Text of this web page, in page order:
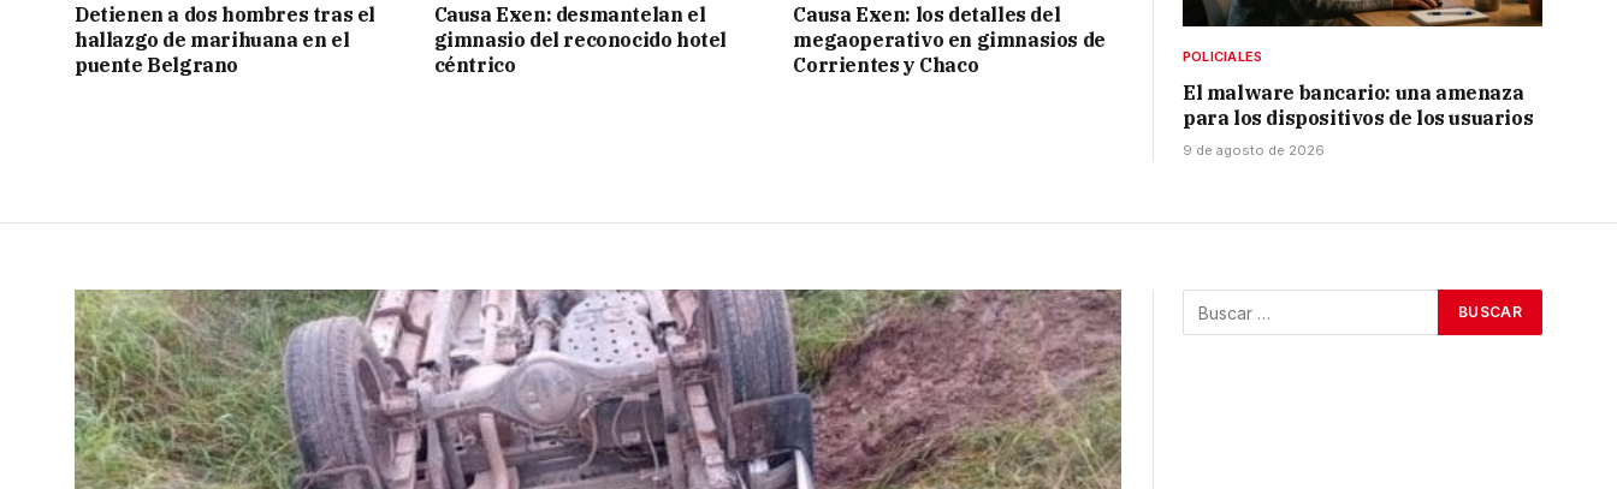
Detienen a dos hombres tras el
hallazgo de marihuana en el
puente Belgrano
Causa Exen: desmantelan el
gimnasio del reconocido hotel
céntrico
Causa Exen: los detalles del
megaoperativo en gimnasios de
Corrientes y Chaco
POLICIALES
El malware bancario: una amenaza
para los dispositivos de los usuarios
9 de agosto de 2026